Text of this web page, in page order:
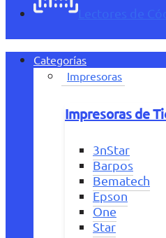
Lectores de
Categorías
Impresoras
Impresoras de
3nStar
Barpos
Bematech
Epson
One
Star